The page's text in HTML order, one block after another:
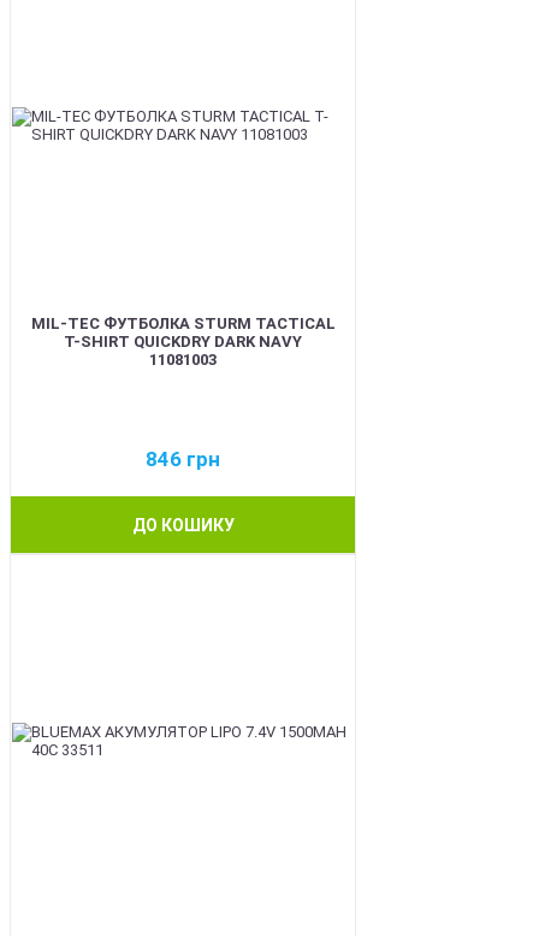
MIL-TEC ФУТБОЛКА STURM TACTICAL
T-SHIRT QUICKDRY DARK NAVY
11081003
846 грн
ДО КОШИКУ